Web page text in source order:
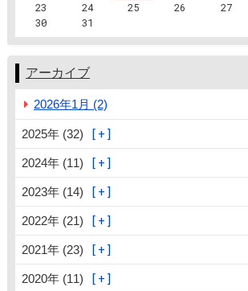
23
24 25 26 27
30
31
アーカイブ
2026年1月 (2)
2025年 (32)
2024年 (11)
2023年 (14)
2022年 (21)
2021年 (23)
2020年 (11)